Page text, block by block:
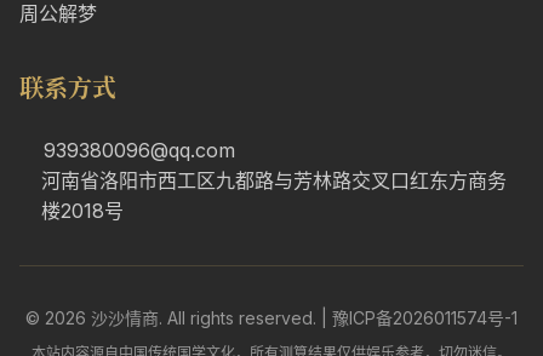
周公解梦
联系方式
939380096@qq.com
河南省洛阳市西工区九都路与芳林路交叉口红东方商务
楼2018号
© 2026 沙沙情商. All rights reserved. | 豫ICP备2026011574号-1